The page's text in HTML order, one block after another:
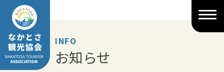
Skip
content
INFO
お知らせ